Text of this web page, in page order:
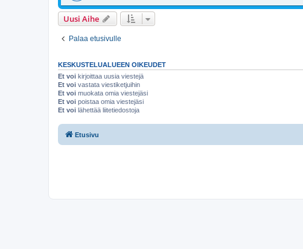
Uusi Aihe
Palaa etusivulle
KESKUSTELUALUEEN OIKEUDET
Et voi kirjoittaa uusia viestejä
Et voi vastata viestiketjuihin
Et voi muokata omia viestejäsi
Et voi poistaa omia viestejäsi
Et voi lähettää liitetiedostoja
Etusivu